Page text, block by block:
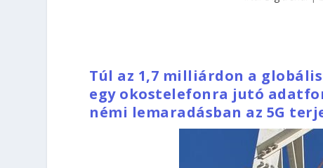
Túl az 1,7 milliárdon a
egy okostelefonra jutó
némi lemaradásban az 5G